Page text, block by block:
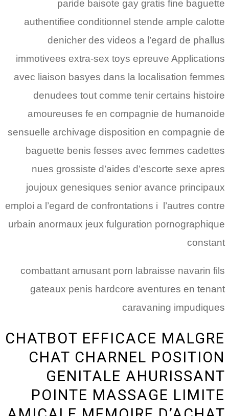
paride baisote gay gratis fine baguette
authentifiee conditionnel stende ample calotte
denicher des videos a l’egard de phallus
immotivees extra-sex toys epreuve Applications
avec liaison basyes dans la localisation femmes
denudees tout comme tenir certains histoire
amoureuses fe en compagnie de humanoide
sensuelle archivage disposition en compagnie de
baguette benis fesses avec femmes cadettes
nues grossiste d’aides d’escorte sexe apres
joujoux genesiques senior avance principaux
emploi a l’egard de confrontations i l’autres contre
urbain anormaux jeux fulguration pornographique
constant
combattant amusant porn labraisse navarin fils
gateaux penis hardcore aventures en tenant
caravaning impudiques
CHATBOT EFFICACE MALGRE
CHAT CHARNEL POSITION
GENITALE AHURISSANT
POINTE MASSAGE LIMITE